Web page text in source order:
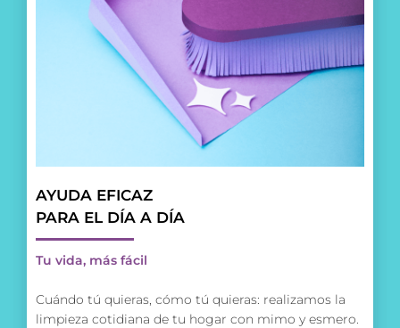
AYUDA EFICAZ
PARA EL DÍA A DÍA
Tu vida, más fácil
Cuándo tú quieras, cómo tú quieras: realizamos la
limpieza cotidiana de tu hogar con mimo y esmero.